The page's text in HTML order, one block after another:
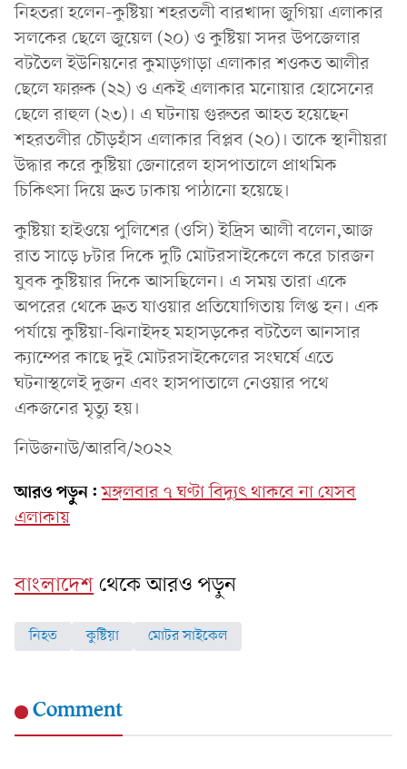
নিহতরা হলেন-কুষ্টিয়া শহরতলী বারখাদা জুগিয়া এলাকার
সলকের ছেলে জুয়েল (২০) ও কুষ্টিয়া সদর উপজেলার
বটতৈল ইউনিয়নের কুমাড়গাড়া এলাকার শওকত আলীর
ছেলে ফারুক (২২) ও একই এলাকার মনোয়ার হোসেনের
ছেলে রাহুল (২৩)। এ ঘটনায় গুরুতর আহত হয়েছেন
শহরতলীর চৌড়হাঁস এলাকার বিপ্লব (২০)। তাকে স্থানীয়রা
উদ্ধার করে কুষ্টিয়া জেনারেল হাসপাতালে প্রাথমিক
চিকিৎসা দিয়ে দ্রুত ঢাকায় পাঠানো হয়েছে।
কুষ্টিয়া হাইওয়ে পুলিশের (ওসি) ইদ্রিস আলী বলেন,আজ
রাত সাড়ে ৮টার দিকে দুটি মোটরসাইকেলে করে চারজন
যুবক কুষ্টিয়ার দিকে আসছিলেন। এ সময় তারা একে
অপরের থেকে দ্রুত যাওয়ার প্রতিযোগিতায় লিপ্ত হন। এক
পর্যায়ে কুষ্টিয়া-ঝিনাইদহ মহাসড়কের বটতৈল আনসার
ক্যাম্পের কাছে দুই মোটরসাইকেলের সংঘর্ষে এতে
ঘটনাস্থলেই দুজন এবং হাসপাতালে নেওয়ার পথে
একজনের মৃত্যু হয়।
নিউজনাউ/আরবি/২০২২
আরও পড়ুন: মঙ্গলবার ৭ ঘণ্টা বিদ্যুৎ থাকবে না যেসব
এলাকায়
বাংলাদেশথেকে আরও পড়ুন
নিহত কুষ্টিয়া মোটর সাইকেল
Comment